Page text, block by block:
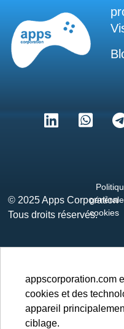
© 2025Apps Corporation
Tous droits réservés.cookies
appscorporation.com
cookies et des
appareil
ciblage.